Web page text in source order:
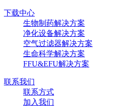
下载中心
生物制药解决方案
净化设备解决方案
空气过滤器解决方案
生命科学解决方案
FFU&EFU解决方案
联系我们
联系方式
加入我们